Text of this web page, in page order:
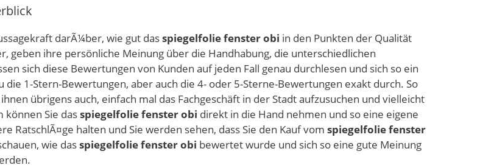
darÃ¼ber, wie gut dasspiegelfolie fenster obi in den Punkten der Qualität
geben ihre persönliche Meinung über die Handhabung, die unterschiedlichen
sich diese Bewertungen von Kunden auf jeden Fall genau durchlesen und sich so ein
die 1-Stern-Bewertungen, aber auch die 4- oder 5-Sterne-Bewertungen exakt durch. So
übrigens auch, einfach mal das Fachgeschäft in der Stadt aufzusuchen und vielleicht
können Sie dasspiegelfolie fenster obi direkt in die Hand nehmen und so eine eigene
RatschlÃ¤ge halten und Sie werden sehen, dass Sie den Kauf vom spiegelfolie fenster
wie dasspiegelfolie fenster obi bewertet wurde und sich so eine gute Meinung